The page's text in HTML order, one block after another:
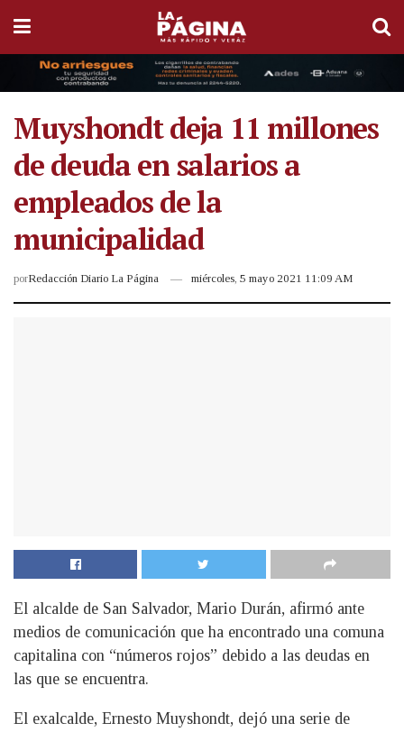
Muyshondt deja 11 millones
de deuda en salarios a
empleados de la
municipalidad
porRedacción Diario La Página miércoles, 5 mayo 2021 11:09 AM
El alcalde de San Salvador, Mario Durán, afirmó ante
medios de comunicación que ha encontrado una comuna
capitalina con “números rojos” debido a las deudas en
las que se encuentra.
El exalcalde, Ernesto Muyshondt, dejó una serie de